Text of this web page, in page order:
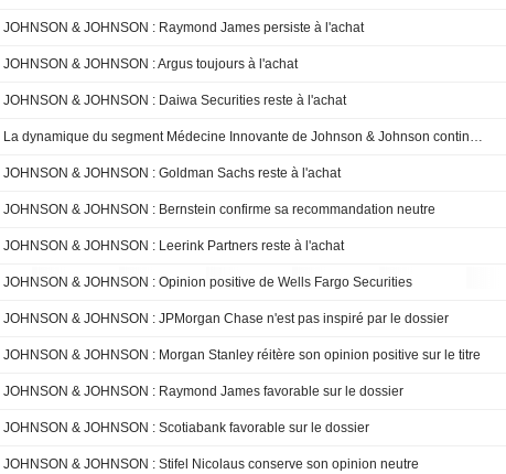
JOHNSON & JOHNSON : Raymond James persiste à l'achat
JOHNSON & JOHNSON : Argus toujours à l'achat
JOHNSON & JOHNSON : Daiwa Securities reste à l'achat
La dynamique du segment Médecine Innovante de Johnson & Johnson continue de se renforcer jusqu'en 2027, selon RBC
JOHNSON & JOHNSON : Goldman Sachs reste à l'achat
JOHNSON & JOHNSON : Bernstein confirme sa recommandation neutre
JOHNSON & JOHNSON : Leerink Partners reste à l'achat
JOHNSON & JOHNSON : Opinion positive de Wells Fargo Securities
JOHNSON & JOHNSON : JPMorgan Chase n'est pas inspiré par le dossier
JOHNSON & JOHNSON : Morgan Stanley réitère son opinion positive sur le titre
JOHNSON & JOHNSON : Raymond James favorable sur le dossier
JOHNSON & JOHNSON : Scotiabank favorable sur le dossier
JOHNSON & JOHNSON : Stifel Nicolaus conserve son opinion neutre